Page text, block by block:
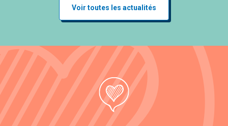
Voir toutes les actualités